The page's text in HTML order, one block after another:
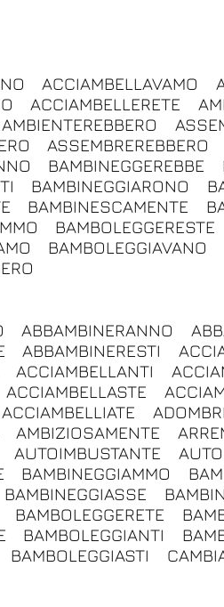
ACCIAMBELLAVAMO
ACCIAMBELLERETE
AMBIENTEREBBERO
ASSEMBREREBBERO
BAMBINEGGEREBBE
BAMBINEGGIARONO
BAMBINESCAMENTE
BAMBOLEGGERESTE
BAMBOLEGGIAVANO
ABBAMBINERANNO
ABBAMBINERESTI
ACCIAMBELLANTI
ACCIAMBELLASTE
ACCIAMBELLIATE
AMBIZIOSAMENTE
AUTOIMBUSTANTE
BAMBINEGGIAMMO
BAMBINEGGIASSE
BAMBOLEGGERETE
BAMBOLEGGIANTI
BAMBOLEGGIASTI